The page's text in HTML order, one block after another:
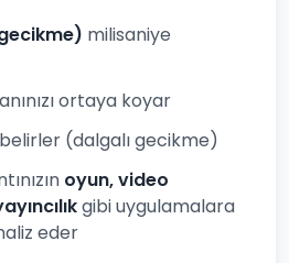
milisaniye
ortaya koyar
(dalgalı gecikme)
oyun, video
gibi uygulamalara
eder